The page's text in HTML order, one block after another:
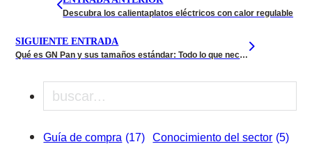
Descubra los calientaplatos eléctricos con calor regulable
SIGUIENTE ENTRADA
Qué es GN Pan y sus tamaños estándar: Todo lo que necesita saber
Buscar en
Guía de compra (17) Conocimiento del sector (5)